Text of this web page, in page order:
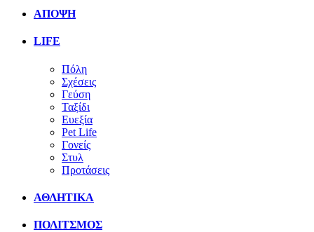
ΑΠΟΨΗ
LIFE
Πόλη
Σχέσεις
Γεύση
Ταξίδι
Ευεξία
Pet Life
Γονείς
Στυλ
Προτάσεις
ΑΘΛΗΤΙΚΑ
ΠΟΛΙΤΣΜΟΣ